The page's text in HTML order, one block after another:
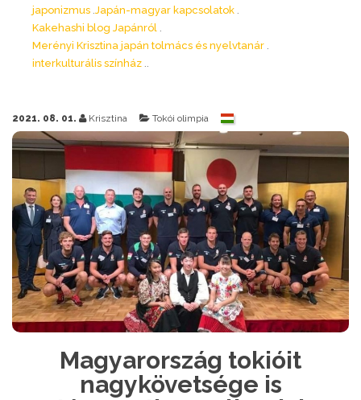
japonizmus Japán-magyar kapcsolatok
Kakehashi blog Japánról
Merényi Krisztina japán tolmács és nyelvtanár
interkulturális színház
2021. 08. 01. Krisztina Tokói olimpia
Magyarország tokióit
nagykövetsége is